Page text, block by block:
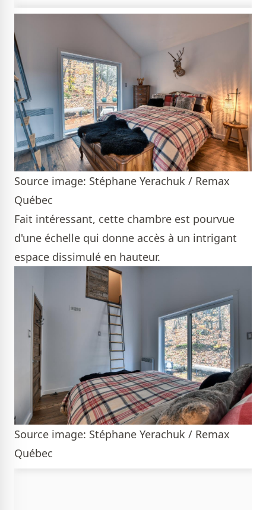
Source image: Stéphane Yerachuk / Remax
Québec
Fait intéressant, cette chambre est pourvue
d'une échelle qui donne accès à un intrigant
espace dissimulé en hauteur.
Source image: Stéphane Yerachuk / Remax
Québec